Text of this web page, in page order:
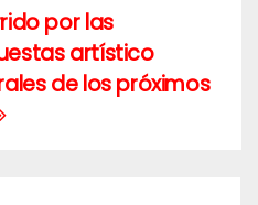
por las
artístico
de los próximos